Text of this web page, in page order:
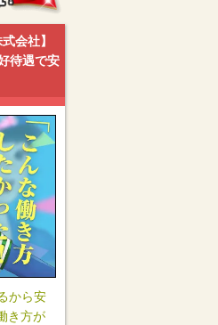
会社】
待遇で安
から安
き方が